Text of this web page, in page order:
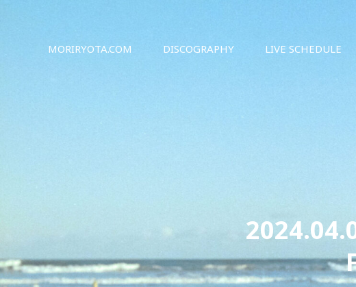
MORIRYOTA.COM DISCOGRAPHY LIVE SCHEDULE